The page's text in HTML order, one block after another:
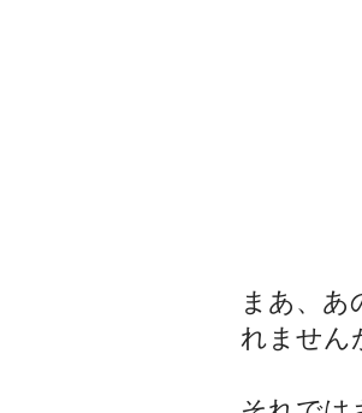
まあ、あ
れません